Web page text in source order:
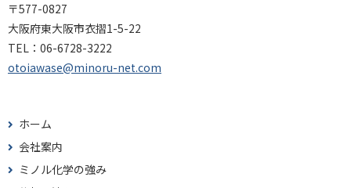
〒577-0827
大阪府東大阪市衣摺1-5-22
TEL： 06-6728-3222
otoiawase@minoru-net.com
ホーム
会社案内
ミノル化学の強み